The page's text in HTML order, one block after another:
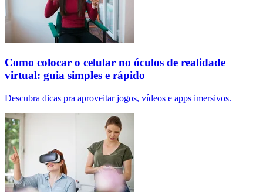
Como colocar o celular no óculos de realidade
virtual: guia simples e rápido
Descubra dicas pra aproveitar jogos, vídeos e apps imersivos.